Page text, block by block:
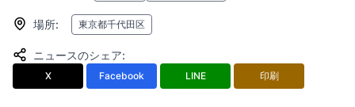
場所: 東京都千代田区
ニュースのシェア:
X Facebook LINE 印刷